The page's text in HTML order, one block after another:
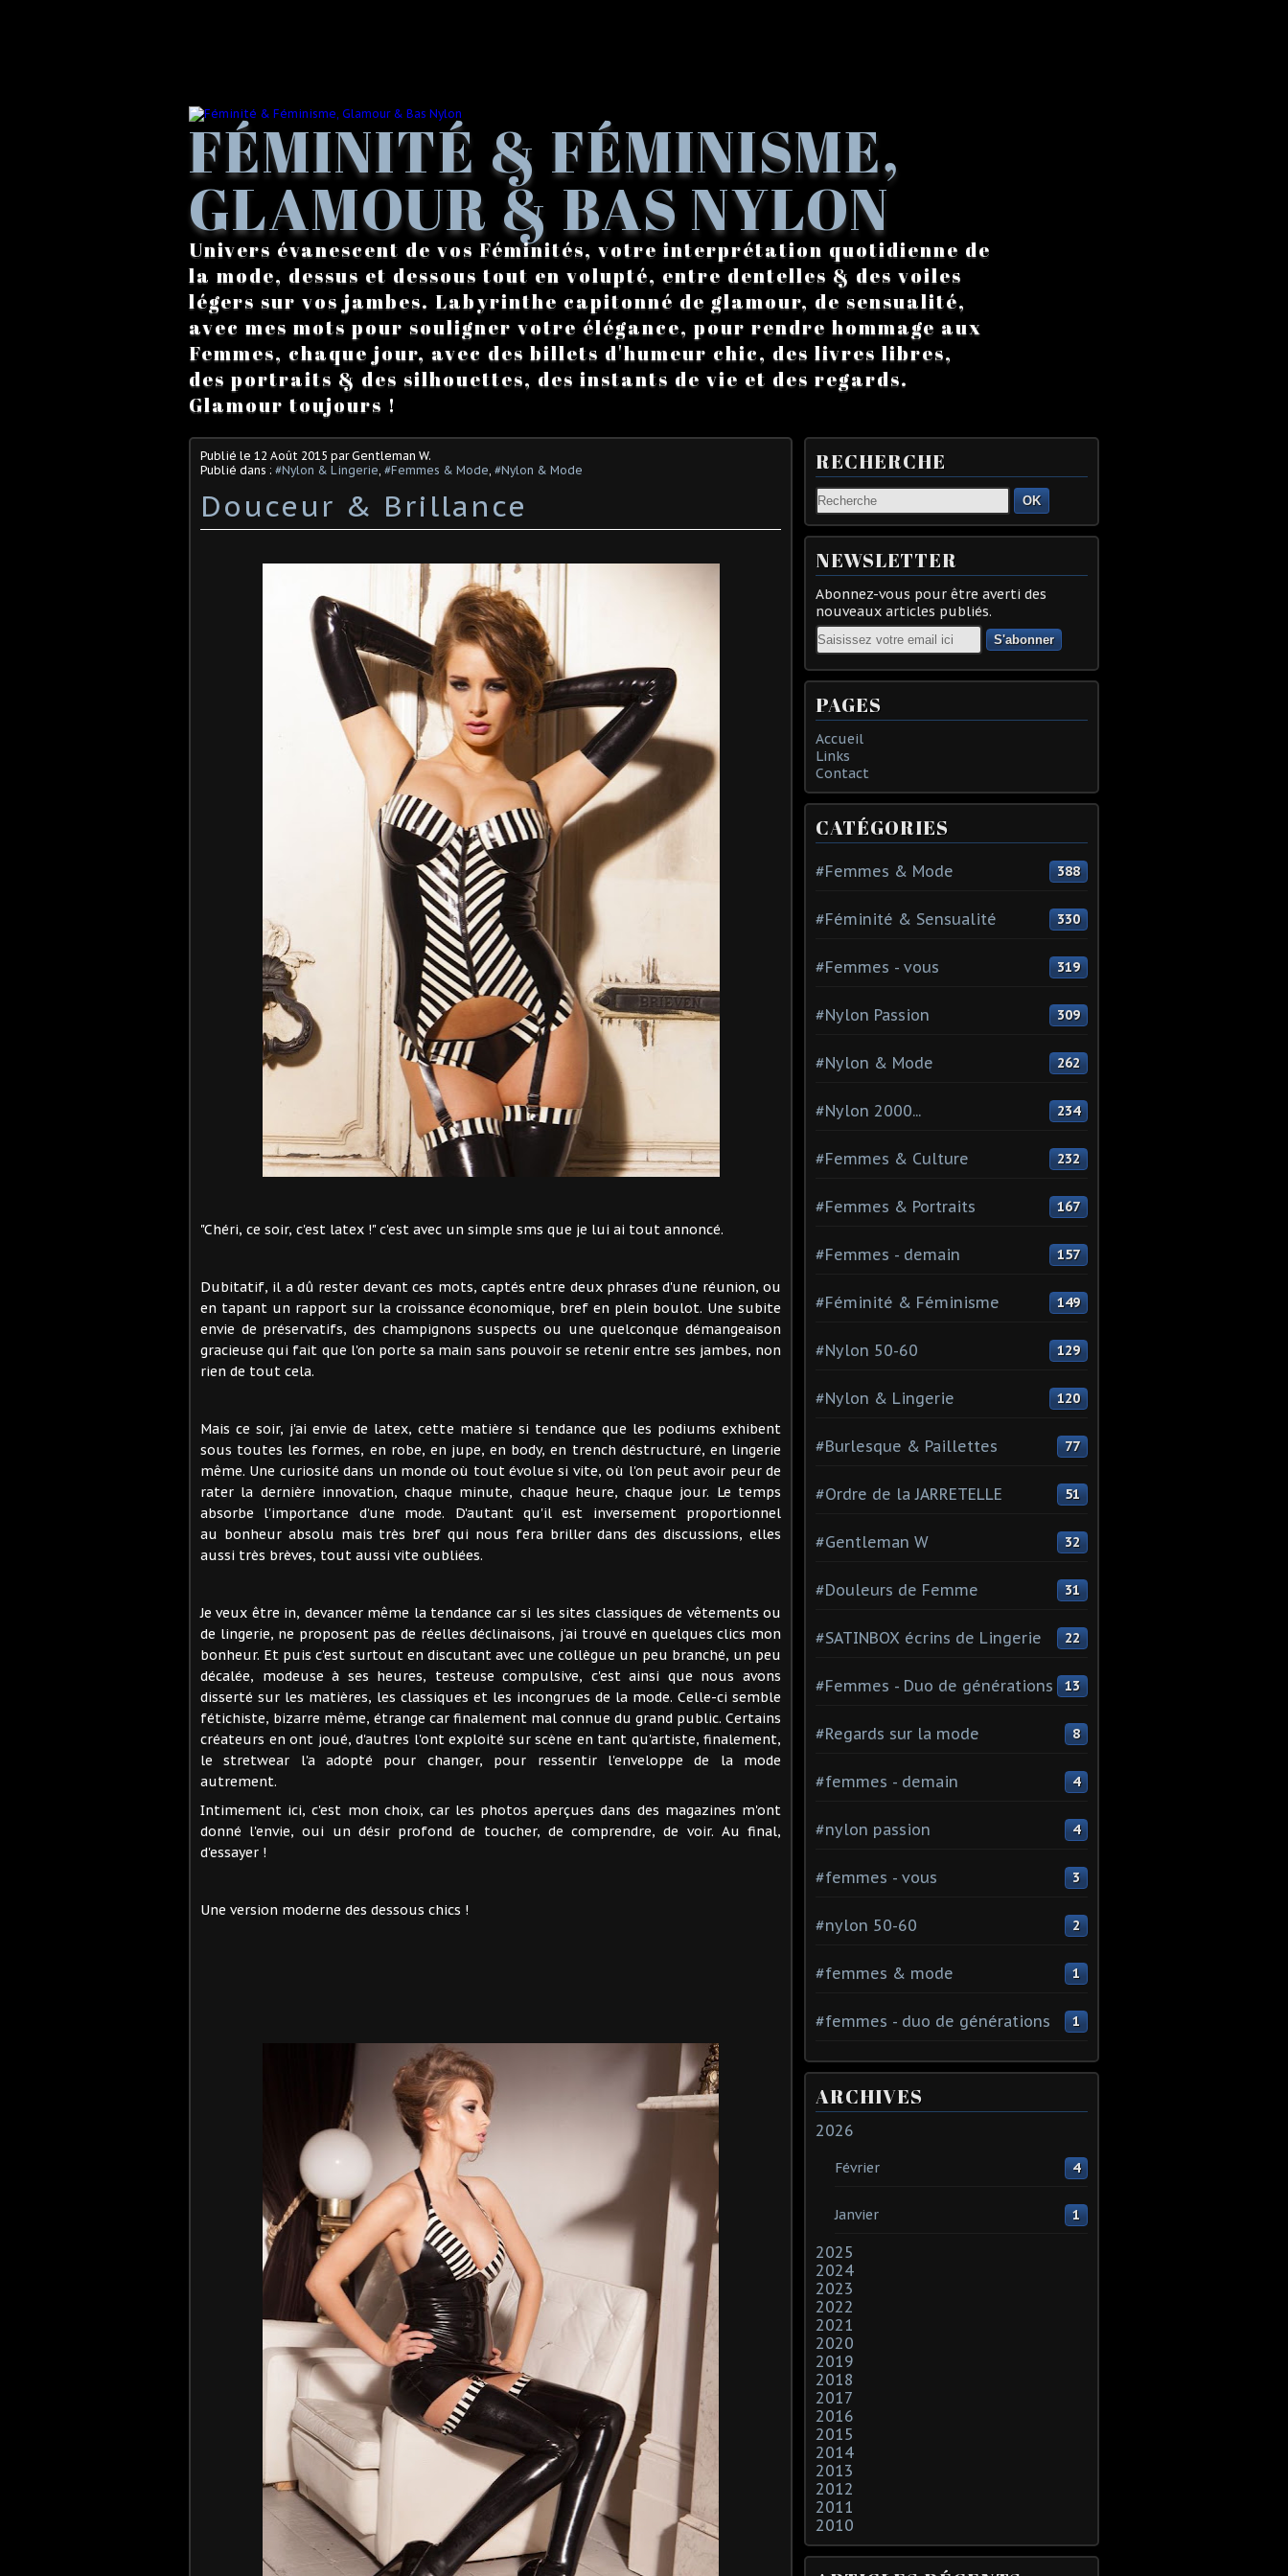
FÉMINITÉ & FÉMINISME,
GLAMOUR & BAS NYLON
Univers évanescent de vos Féminités, votre interprétation quotidienne de
la mode, dessus et dessous tout en volupté, entre dentelles & des voiles
légers sur vos jambes. Labyrinthe capitonné de glamour, de sensualité,
avec mes mots pour souligner votre élégance, pour rendre hommage aux
Femmes, chaque jour, avec des billets d'humeur chic, des livres libres,
des portraits & des silhouettes, des instants de vie et des regards.
Glamour toujours !
Publié le 12 Août 2015 par Gentleman W.
Publié dans : #Nylon & Lingerie #Femmes & Mode #Nylon & Mode
Douceur & Brillance
"Chéri, ce soir, c'est latex !" c'est avec un simple sms que je lui ai tout annoncé.
Dubitatif, il a dû rester devant ces mots, captés entre deux phrases d'une réunion, ou
en tapant un rapport sur la croissance économique, bref en plein boulot. Une subite
envie de préservatifs, des champignons suspects ou une quelconque démangeaison
gracieuse qui fait que l'on porte sa main sans pouvoir se retenir entre ses jambes, non
rien de tout cela.
Mais ce soir, j'ai envie de latex, cette matière si tendance que les podiums exhibent
sous toutes les formes, en robe, en jupe, en body, en trench déstructuré, en lingerie
même. Une curiosité dans un monde où tout évolue si vite, où l'on peut avoir peur de
rater la dernière innovation, chaque minute, chaque heure, chaque jour. Le temps
absorbe l'importance d'une mode. D'autant qu'il est inversement proportionnel
au bonheur absolu mais très bref qui nous fera briller dans des discussions, elles
aussi très brèves, tout aussi vite oubliées.
Je veux être in, devancer même la tendance car si les sites classiques de vêtements ou
de lingerie, ne proposent pas de réelles déclinaisons, j'ai trouvé en quelques clics mon
bonheur. Et puis c'est surtout en discutant avec une collègue un peu branché, un peu
décalée, modeuse à ses heures, testeuse compulsive, c'est ainsi que nous avons
disserté sur les matières, les classiques et les incongrues de la mode. Celle-ci semble
fétichiste, bizarre même, étrange car finalement mal connue du grand public. Certains
créateurs en ont joué, d'autres l'ont exploité sur scène en tant qu'artiste, finalement,
le stretwear l'a adopté pour changer, pour ressentir l'enveloppe de la mode
autrement.
Intimement ici, c'est mon choix, car les photos aperçues dans des magazines m'ont
donné l'envie, oui un désir profond de toucher, de comprendre, de voir. Au final,
d'essayer !
Une version moderne des dessous chics !
RECHERCHE
OK
NEWSLETTER
Abonnez-vous pour être averti des
nouveaux articles publiés.
Email
PAGES
Accueil
Links
Contact
CATÉGORIES
#Femmes & Mode 388
#Féminité & Sensualité 330
#Femmes - vous 319
#Nylon Passion 309
#Nylon & Mode 262
#Nylon 2000... 234
#Femmes & Culture 232
#Femmes & Portraits 167
#Femmes - demain 157
#Féminité & Féminisme 149
#Nylon 50-60 129
#Nylon & Lingerie 120
#Burlesque & Paillettes 77
#Ordre de la JARRETELLE 51
#Gentleman W 32
#Douleurs de Femme 31
#SATINBOX écrins de Lingerie 22
#Femmes - Duo de générations 13
#Regards sur la mode 8
#femmes - demain 4
#nylon passion 4
#femmes - vous 3
#nylon 50-60 2
#femmes & mode 1
#femmes - duo de générations 1
ARCHIVES
2026
Février 4
Janvier 1
2025
2024
2023
2022
2021
2020
2019
2018
2017
2016
2015
2014
2013
2012
2011
2010